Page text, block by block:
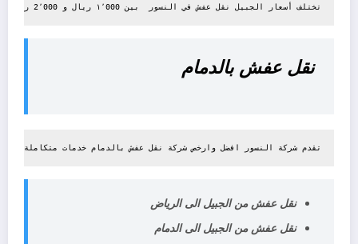
تختلف أسعار الجبيل نقل عفش في النسور  بين ١٬000 ريال و 2٬000 ريال حسب تفاصيل الوظيفة.
نقل عفش بالدمام
تقدم شركة النسور افضل وارخص شركة نقل عفش بالدمام خدمات متكاملة
نقل عفش من الجبيل الى الرياض
نقل عفش من الجبيل الى الدمام